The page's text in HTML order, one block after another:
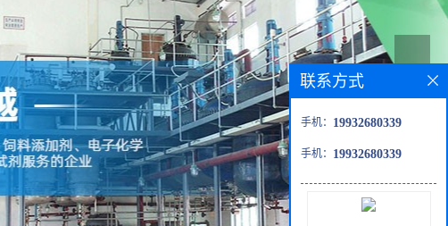
联系方式
手机： 19932680339
手机： 19932680339